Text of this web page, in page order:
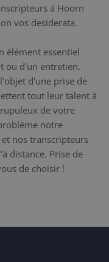
à Hoorn
vos desiderata.
élément essentiel
ou d'un entretien.
d'une prise de
tout leur talent à
de votre
notre
nos transcripteurs
distance. Prise de
de choisir !